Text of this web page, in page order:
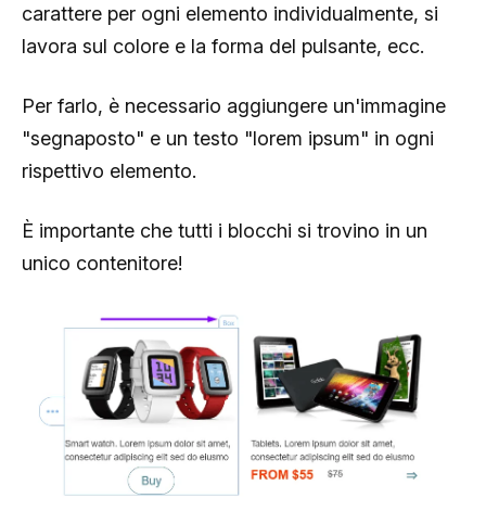
carattere per ogni elemento individualmente, si
lavora sul colore e la forma del pulsante, ecc.
Per farlo, è necessario aggiungere un'immagine
"segnaposto" e un testo "lorem ipsum" in ogni
rispettivo elemento.
È importante che tutti i blocchi si trovino in un
unico contenitore!